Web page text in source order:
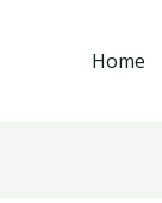
Home